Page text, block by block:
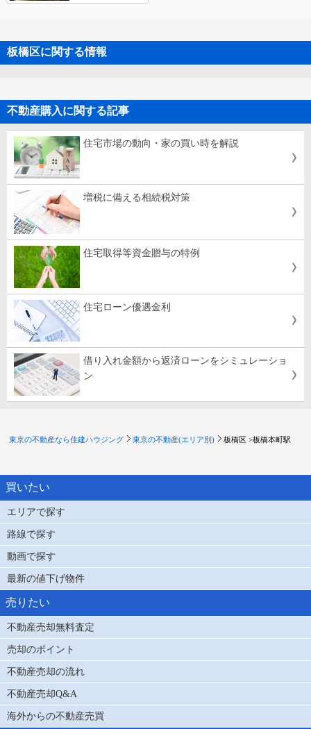
板橋区に関する情報
不動産購入に関する記事
住宅市場の動向・家の買い時を解説
増税に備える相続税対策
住宅取得等資金贈与の特例
住宅ローン優遇金利
借り入れ金額から返済ローンをシミュレーショ
ン
東京の不動産なら住建ハウジング 東京の不動産(エリア別) 板橋区 >板橋本町駅
買いたい
エリアで探す
路線で探す
動画で探す
最新の値下げ物件
売りたい
不動産売却無料査定
売却のポイント
不動産売却の流れ
不動産売却Q&A
海外からの不動産売買